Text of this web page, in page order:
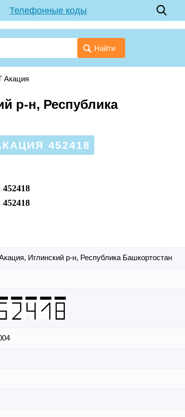
Телефонные коды
Найти
Акация
р-н, Республика
452418
452418
452418
Иглинский р-н, Республика Башкортостан